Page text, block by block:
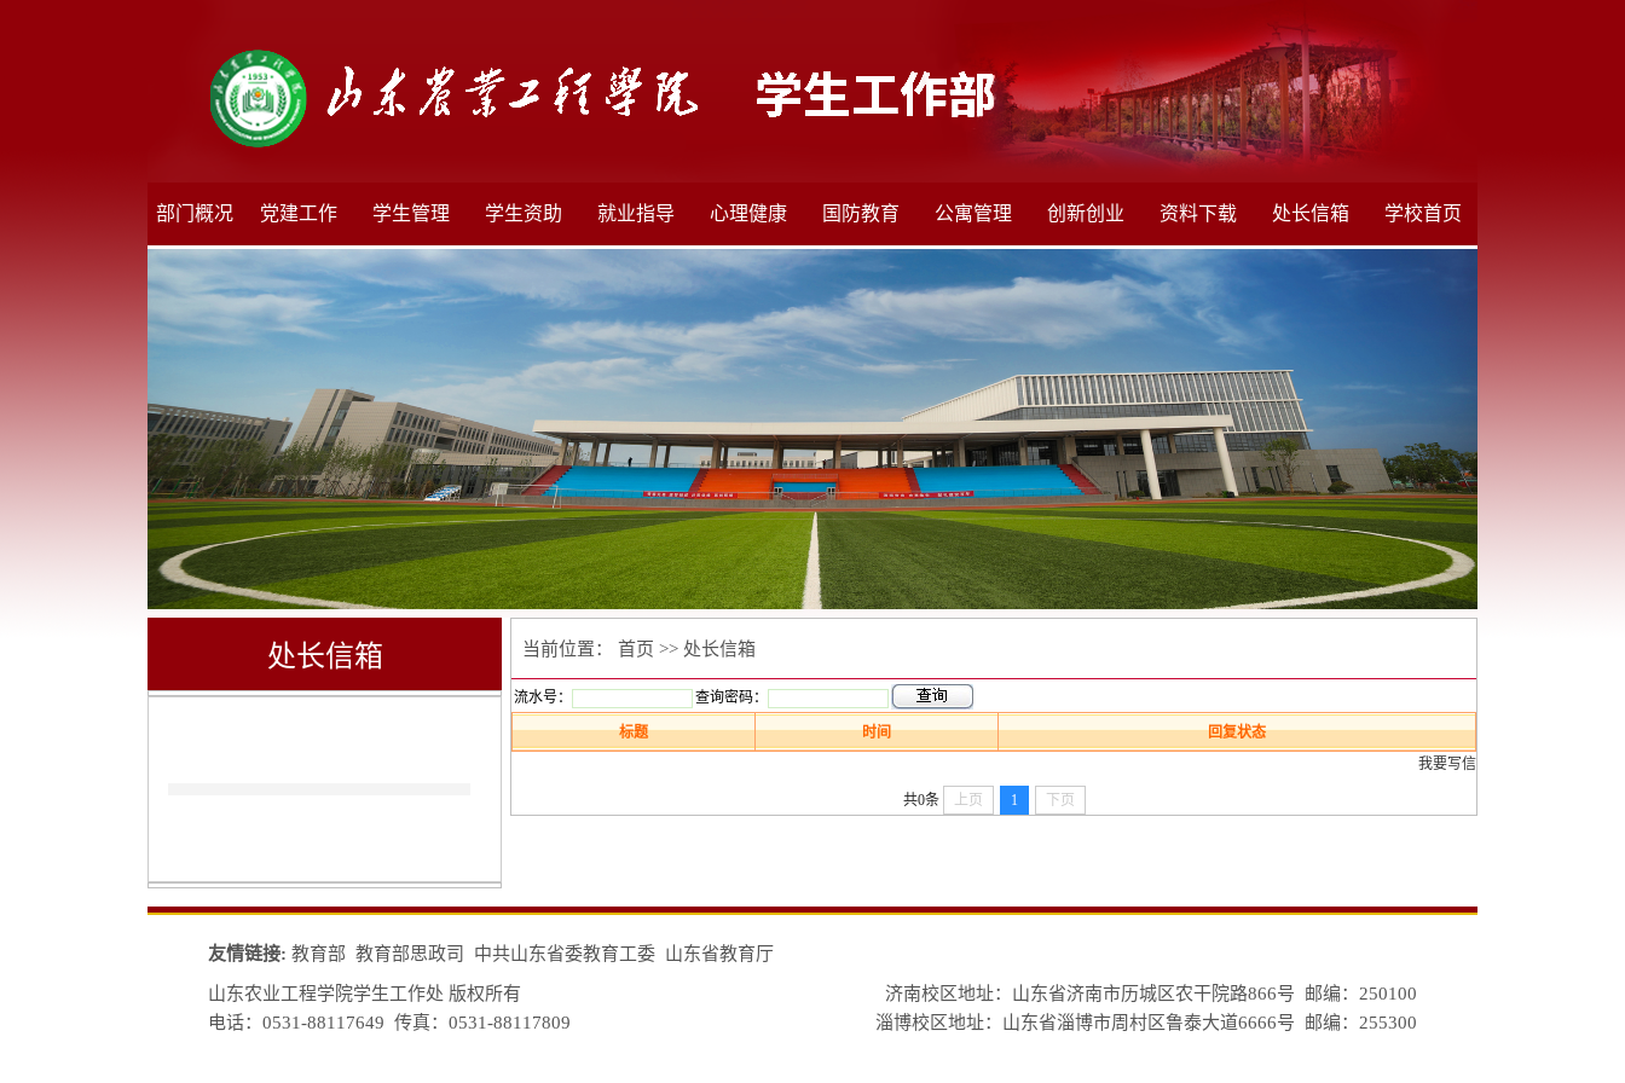
部门概况 党建工作 学生管理 学生资助 就业指导 心理健康 国防教育 公寓管理 创新创业 资料下载 处长信箱 学校首页
处长信箱 当前位置： 首页 >> 处长信箱
流水号： 查询密码：
标题 时间
回复状态
我要写信
共0条 上页 1 下页
友情链接: 教育部 教育部思政司 中共山东省委教育工委 山东省教育厅
山东农业工程学院学生工作处 版权所有
济南校区地址：山东省济南市历城区农干院路866号 邮编：250100
电话：0531-88117649 传真：0531-88117809
淄博校区地址：山东省淄博市周村区鲁泰大道6666号 邮编：255300